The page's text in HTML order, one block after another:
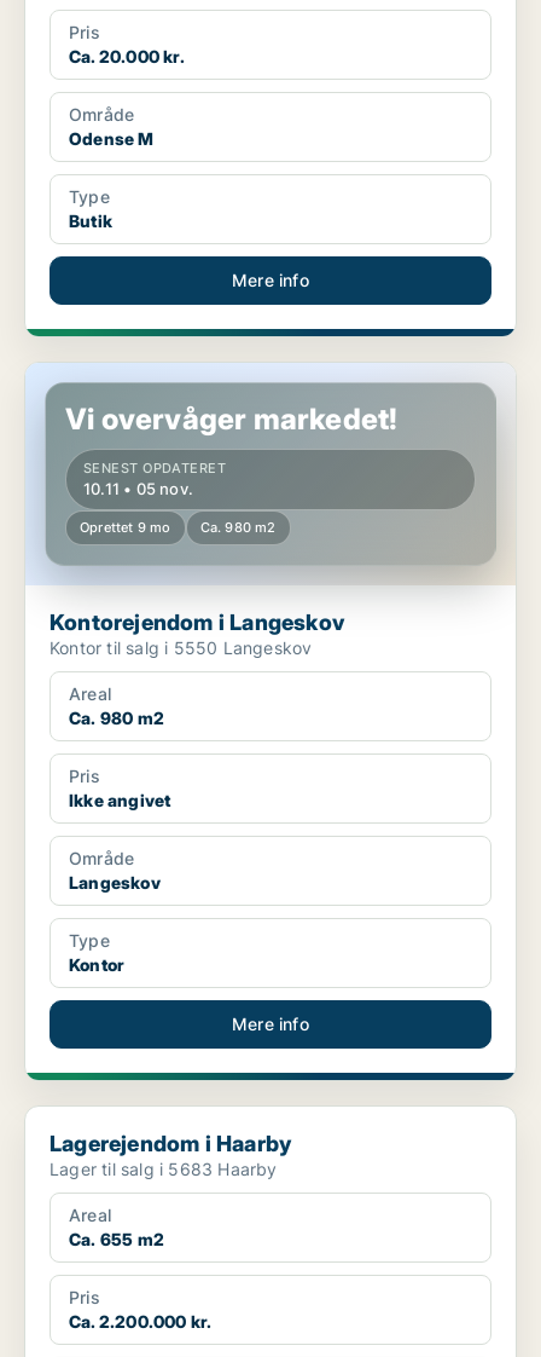
Pris
Ca. 20.000 kr.
Område
Odense M
Type
Butik
Mere info
Kontorejendom i Langeskov
Vi overvåger markedet!
SENEST OPDATERET
10.11 • 05 nov.
Oprettet 9 mo Ca. 980 m2
Kontorejendom i Langeskov
Kontor til salg i 5550 Langeskov
Areal
Ca. 980 m2
Pris
Ikke angivet
Område
Langeskov
Type
Kontor
Mere info
Lagerejendom i Haarby
Lagerejendom i Haarby
Lager til salg i 5683 Haarby
Areal
Ca. 655 m2
Pris
Ca. 2.200.000 kr.